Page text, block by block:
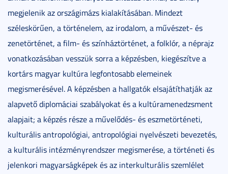
megjelenik az országimázs kialakításában. Mindezt
széleskörűen, a történelem, az irodalom, a művészet- és
zenetörténet, a film- és színháztörténet, a folklór, a néprajz
vonatkozásában vesszük sorra a képzésben, kiegészítve a
kortárs magyar kultúra legfontosabb elemeinek
megismerésével. A képzésben a hallgatók elsajátíthatják az
alapvető diplomáciai szabályokat és a kultúramenedzsment
alapjait; a képzés része a művelődés- és eszmetörténeti,
kulturális antropológiai, antropológiai nyelvészeti bevezetés,
a kulturális intézményrendszer megismerése, a történeti és
jelenkori magyarságképek és az interkulturális szemlélet